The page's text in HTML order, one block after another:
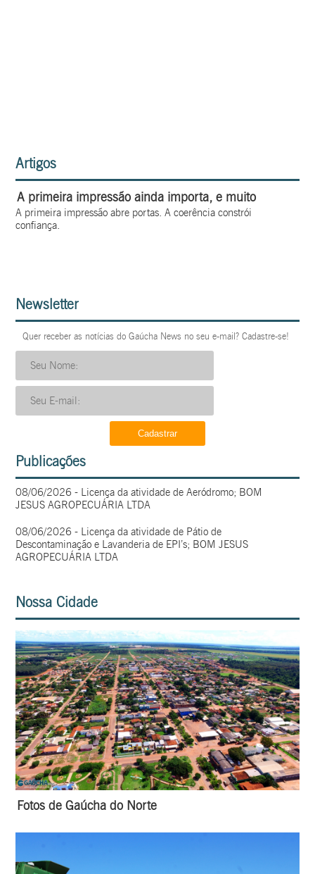
Artigos
A primeira impressão ainda importa, e muito
A primeira impressão abre portas. A coerência constrói
confiança.
Newsletter
Quer receber as notícias do Gaúcha News no seu e-mail? Cadastre-se!
Publicações
08/06/2026 - Licença da atividade de Aeródromo; BOM
JESUS AGROPECUÁRIA LTDA
08/06/2026 - Licença da atividade de Pátio de
Descontaminação e Lavanderia de EPI’s; BOM JESUS
AGROPECUÁRIA LTDA
Nossa Cidade
Fotos de Gaúcha do Norte